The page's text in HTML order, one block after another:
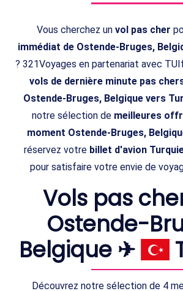
Vous cherchez un vol pas cher
immédiat de Ostende-Bruges,
? 321Voyages en partenariat avec
vols de dernière minute pas
Ostende-Bruges, Belgique vers
notre sélection de meilleures
moment Ostende-Bruges,
réservez votre billet d'avion
pour satisfaire votre envie de
Vols pas
Ostende-
Belgique ✈
Découvrez notre sélection de 4